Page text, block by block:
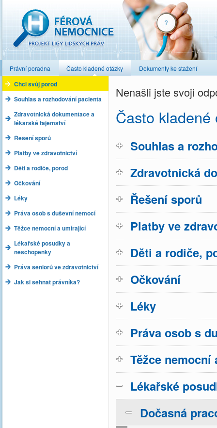
Právní poradna Často kladené otázky Dokumenty ke stažení
Chci svůj porod
Souhlas a rozhodování pacienta
Zdravotnická dokumentace a
lékařské tajemství
Řešení sporů
Platby ve zdravotnictví
Děti a rodiče, porod
Očkování
Léky
Práva osob s duševní nemocí
Těžce nemocní a umírající
Lékařské posudky a
neschopenky
Práva seniorů ve zdravotnictví
Jak si sehnat právníka?
Nenašli jste svoji
Často kladené
Souhlas a
Zdravotnická
Řešení sporů
Platby ve
Děti a rodiče,
Očkování
Léky
Práva osob s
Těžce
Lékařské
Dočasná